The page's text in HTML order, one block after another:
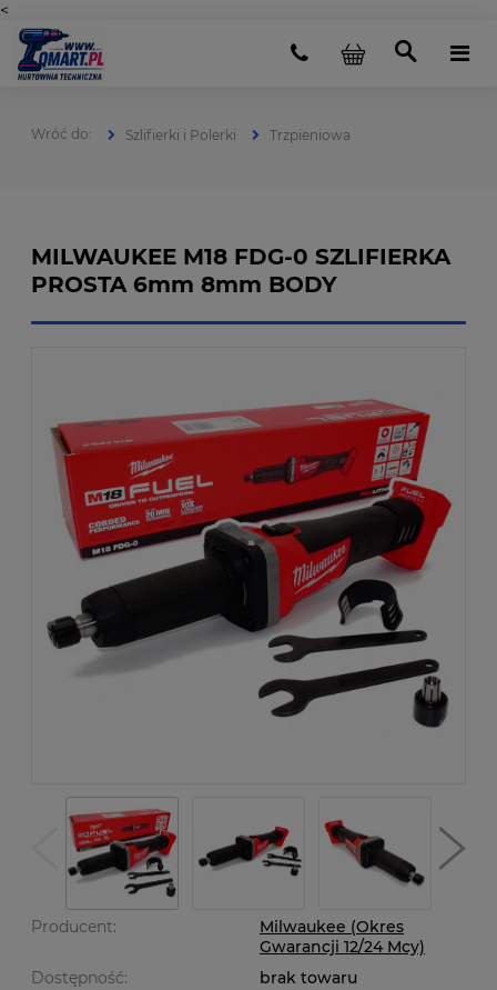
<
Szlifierki i Polerki Trzpieniowa
MILWAUKEE M18 FDG-0 SZLIFIERKA
PROSTA 6mm 8mm BODY
Producent:
Milwaukee (Okres
Gwarancji 12/24 Mcy)
Dostępność:
brak towaru